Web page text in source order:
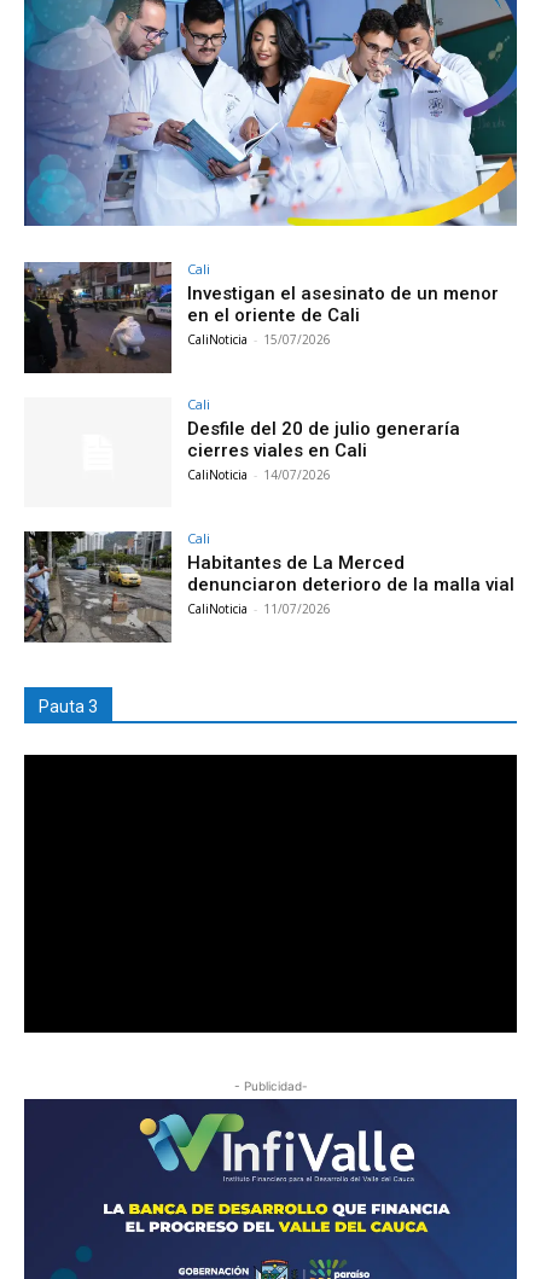
Cali
Investigan el asesinato de un menor
en el oriente de Cali
CaliNoticia - 15/07/2026
Cali
Desfile del 20 de julio generaría
cierres viales en Cali
CaliNoticia - 14/07/2026
Cali
Habitantes de La Merced
denunciaron deterioro de la malla vial
CaliNoticia - 11/07/2026
Pauta 3
- Publicidad-